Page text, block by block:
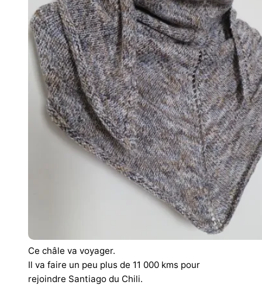
Ce châle va voyager.
Il va faire un peu plus de 11 000 kms pour
rejoindre Santiago du Chili.